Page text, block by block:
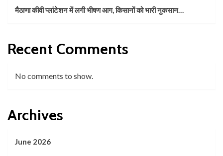
मैठाणा कीवी प्लांटेशन में लगी भीषण आग, किसानों को भारी नुकसान…
Recent Comments
No comments to show.
Archives
June 2026